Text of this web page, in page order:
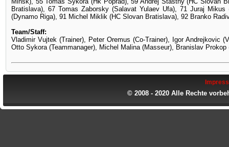
Bratislava), 67 Tomas Zaborsky (Salavat Yulaev Ufa), 71 Juraj
(Dynamo Riga), 91 Michel Miklik (HC Slovan Bratislava), 92 Branko
Team/Staff:
Vladimir Vujtek (Trainer), Peter Oremus (Co-Trainer), Igor Andrejkovic
Otto Sykora (Teammanager), Michel Malina (Masseur), Branislav Prokop
© 2008 - 2020 Alle Rechte